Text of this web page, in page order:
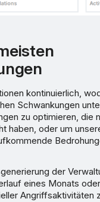
kontinuierlich,
Schwankungen
zu optimieren, die
haben, oder um
der
eines Monats
Angriffsaktivitäten